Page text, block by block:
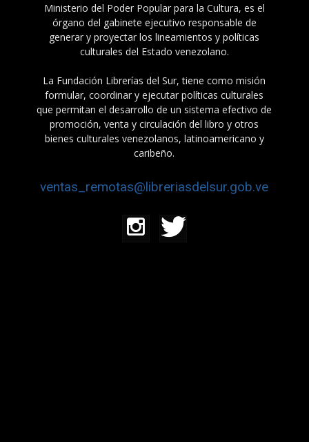
Ministerio del Poder Popular para la Cultura, es el
órgano del gabinete ejecutivo responsable de
generar y proyectar los lineamientos y políticas
culturales del Estado venezolano.
La Fundación Librerías del Sur, tiene como misión
formular, coordinar y ejecutar políticas culturales
que permitan el desarrollo de un sistema efectivo de
promoción, venta y circulación del libro y otros
bienes culturales venezolanos, latinoamericano y
caribeño.
ventas_remotas@libreriasdelsur.gob.ve